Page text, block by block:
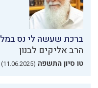
ברכת שעשה לי נס
הרב אליקים לבנון
טו סיון התשפה (11.06.2025)